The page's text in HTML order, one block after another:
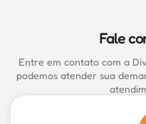
Fale
Entre em contato com a
podemos atender sua